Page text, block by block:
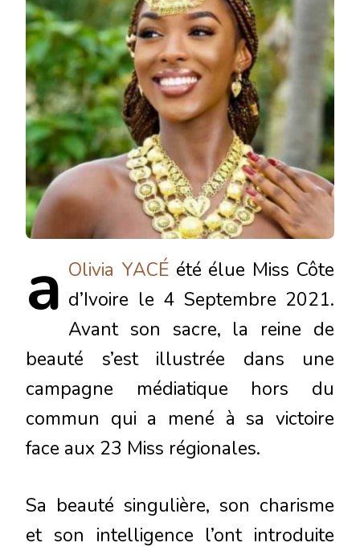
Olivia YACÉ
a
été élue Miss Côte
d’Ivoire le 4 Septembre 2021.
Avant son sacre, la reine de
beauté s’est illustrée dans une
campagne médiatique hors du
commun qui a mené à sa victoire
face aux 23 Miss régionales.
Sa beauté singulière, son charisme
et son intelligence l’ont introduite